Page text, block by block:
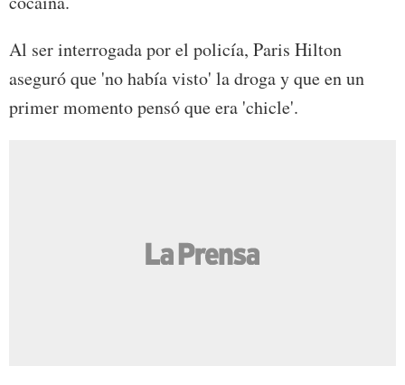
Al ser interrogada por el policía, Paris Hilton
aseguró que 'no había visto' la droga y que en un
primer momento pensó que era 'chicle'.